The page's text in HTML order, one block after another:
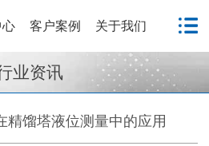
心 客户案例 关于我们
业资讯
精馏塔液位测量中的应用